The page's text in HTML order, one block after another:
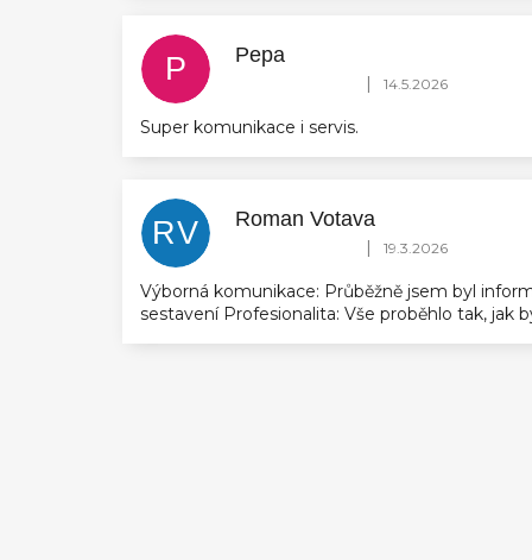
P Pepa
Hodnocení obchodu je 5 z 5
| 14.5.2026
Super komunikace i servis.
RV Roman Votava
Hodnocení obchodu je 5 z 5
| 19.3.2026
Výborná komunikace: Průběžně jsem byl
sestavení Profesionalita: Vše proběhlo tak, jak